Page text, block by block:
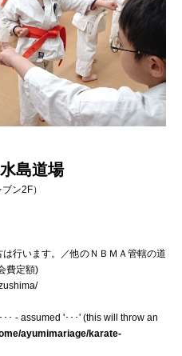
島道場
ン2F）
行います。／他のＮＢＭＡ管轄の道
費定額)
･ - assumed '･･･' (this will throw an
ayumimariage/karate-